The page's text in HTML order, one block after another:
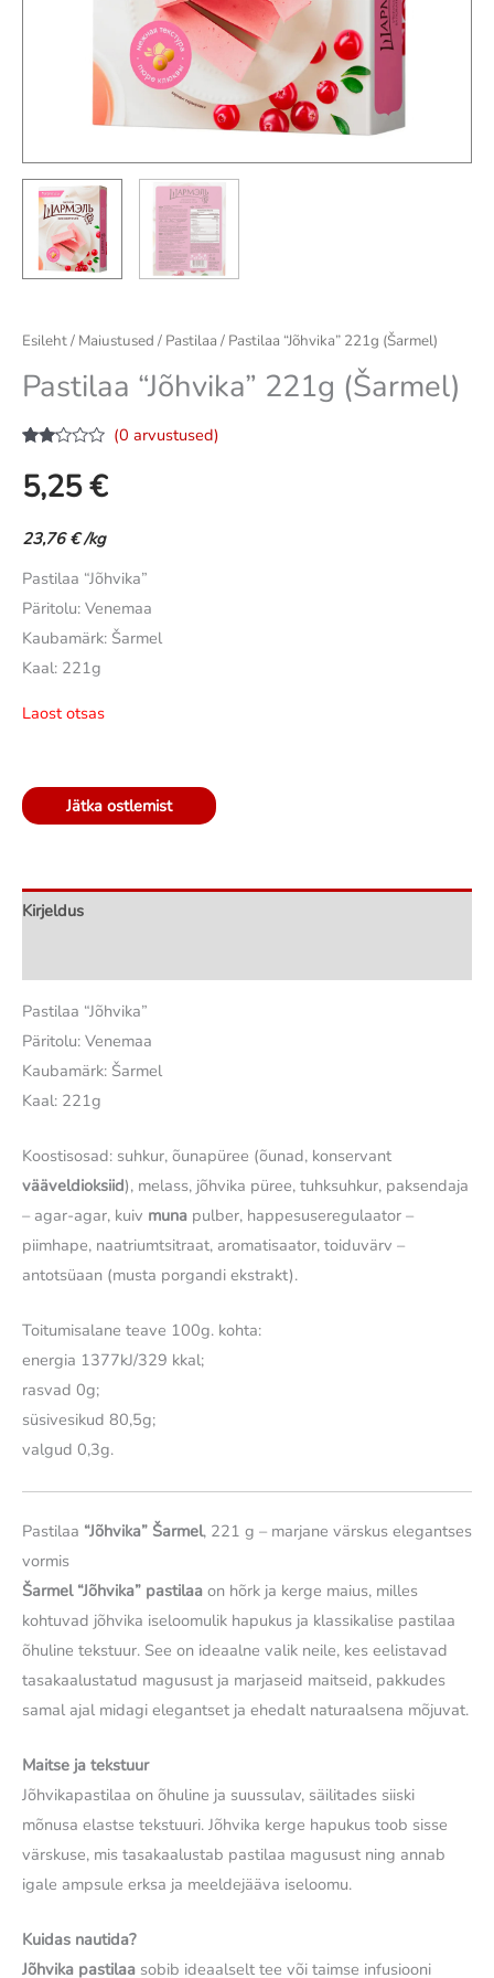
Esileht/ Maiustused / Pastilaa / Pastilaa “Jõhvika” 221g (Šarmel)
Pastilaa “Jõhvika” 221g (Šarmel)
2.00/5
kliendi
hinnangu
(0 arvustused)
5,25€
23,76€ /kg
Pastilaa “Jõhvika”
Päritolu: Venemaa
Kaubamärk: Šarmel
Kaal: 221g
Laost otsas
Jätka ostlemist
Kirjeldus
Pastilaa “Jõhvika”
Päritolu: Venemaa
Kaubamärk: Šarmel
Kaal: 221g
Koostisosad: suhkur, õunapüree (õunad, konservant
vääveldioksiid), melass, jõhvika püree, tuhksuhkur, paksendaja
– agar-agar, kuiv muna pulber, happesuseregulaator –
piimhape, naatriumtsitraat, aromatisaator, toiduvärv –
antotsüaan (musta porgandi ekstrakt).
Toitumisalane teave 100g. kohta:
energia 1377kJ/329 kkal;
rasvad 0g;
süsivesikud 80,5g;
valgud 0,3g.
Pastilaa “Jõhvika” Šarmel, 221 g – marjane värskus elegantses
vormis
Šarmel “Jõhvika” pastilaa on hõrk ja kerge maius, milles
kohtuvad jõhvika iseloomulik hapukus ja klassikalise pastilaa
õhuline tekstuur. See on ideaalne valik neile, kes eelistavad
tasakaalustatud magusust ja marjaseid maitseid, pakkudes
samal ajal midagi elegantset ja ehedalt naturaalsena mõjuvat.
Maitse ja tekstuur
Jõhvikapastilaa on õhuline ja suussulav, säilitades siiski
mõnusa elastse tekstuuri. Jõhvika kerge hapukus toob sisse
värskuse, mis tasakaalustab pastilaa magusust ning annab
igale ampsule erksa ja meeldejääva iseloomu.
Kuidas nautida?
Jõhvika pastilaa sobib ideaalselt tee või taimse infusiooni